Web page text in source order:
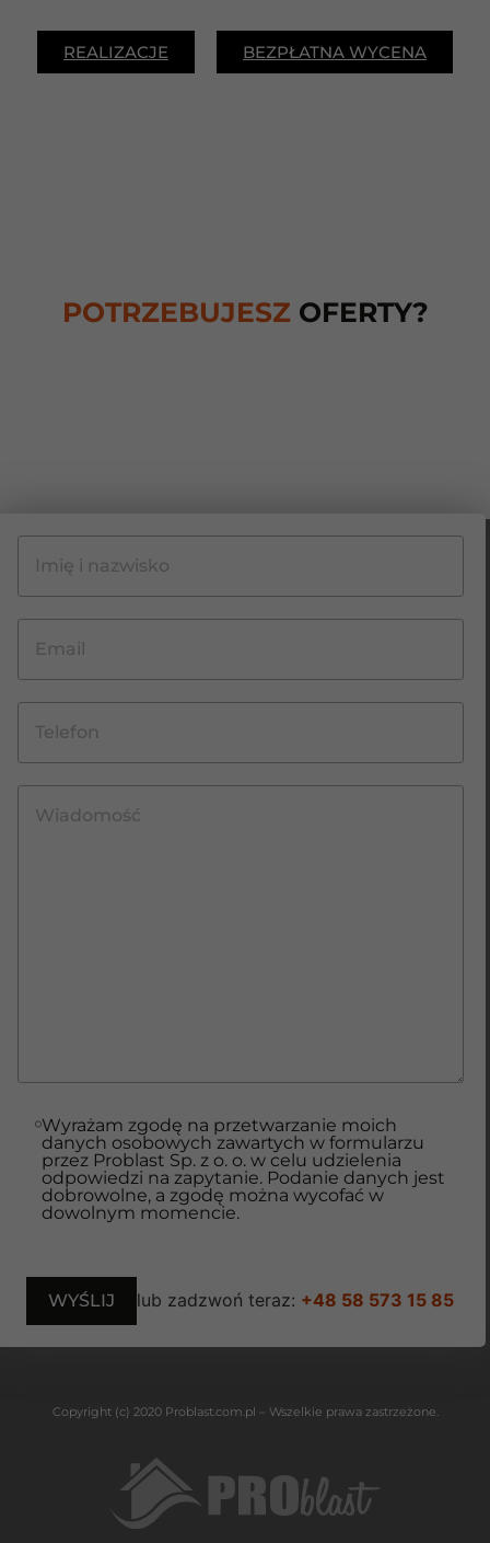
REALIZACJE BEZPŁATNA WYCENA
POTRZEBUJESZ OFERTY?
Wyrażam zgodę na przetwarzanie moich
danych osobowych zawartych w formularzu
przez Problast Sp. z o. o. w celu udzielenia
odpowiedzi na zapytanie. Podanie danych jest
dobrowolne, a zgodę można wycofać w
dowolnym momencie.
lub zadzwoń teraz: +48 58 573 15 85
Copyright (c) 2020 Problast.com.pl – Wszelkie prawa zastrzeżone.